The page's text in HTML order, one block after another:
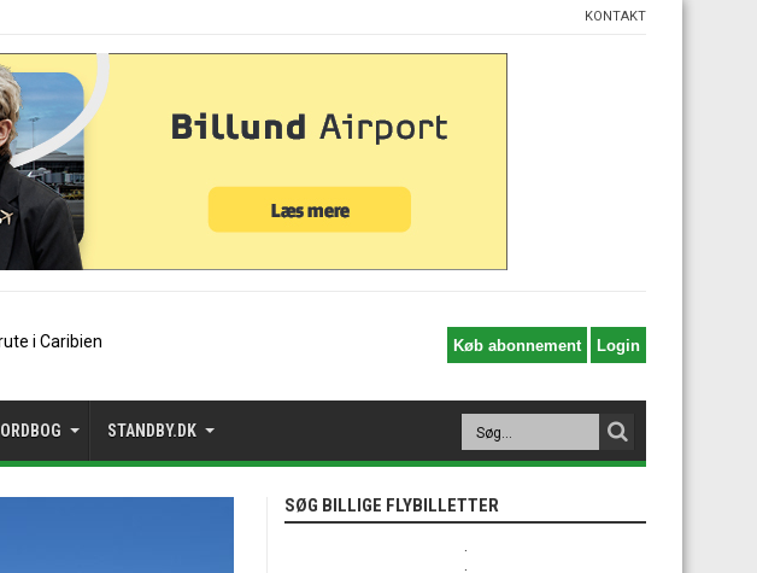
KONTAKT
ORDBOG STANDBY.DK
SØG BILLIGE FLYBILLETTER